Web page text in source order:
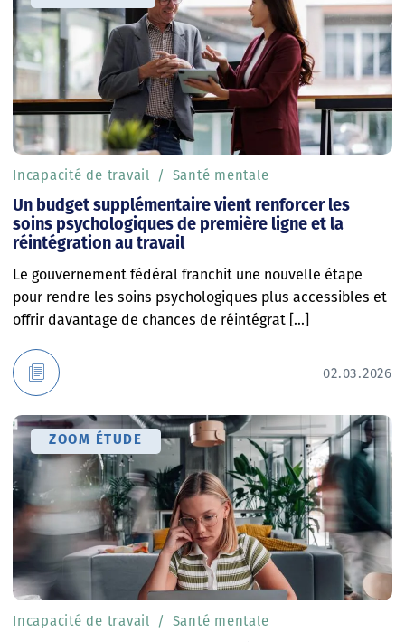
Un budget supplémentaire vient renforcer les
soins psychologiques de première ligne et la
réintégration au travail
Le gouvernement fédéral franchit une nouvelle étape
pour rendre les soins psychologiques plus accessibles et
offrir davantage de chances de réintégrat [...]
Incapacité de travail Santé mentale
02.03.2026
ZOOM ÉTUDE
Incapacité de travail Santé mentale